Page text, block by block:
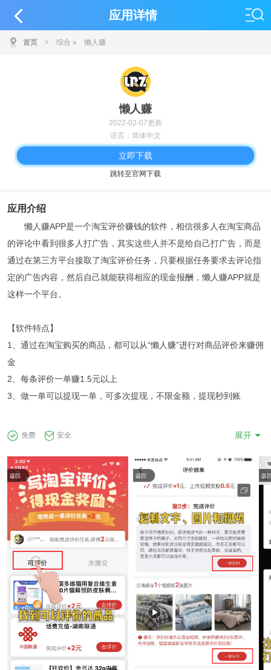
应用详情
首页 > 综合 » 懒人赚
懒人赚
2022-02-07更新
语言：简体中文
立即下载
跳转至官网下载
应用介绍
懒人赚APP是一个淘宝评价赚钱的软件，相信很多人在淘宝商品
的评论中看到很多人打广告，其实这些人并不是给自己打广告，而是
通过在第三方平台接取了淘宝评价任务，只要根据任务要求去评论指
定的广告内容，然后自己就能获得相应的现金报酬，懒人赚APP就是
这样一个平台。
【软件特点】
1、通过在淘宝购买的商品，都可以从“懒人赚”进行对商品评价来赚佣
金
2、每条评价一单赚1.5元以上
3、做一单可以提现一单，可多次提现，不限金额，提现秒到账
【特别提示】
免费 安全 展开